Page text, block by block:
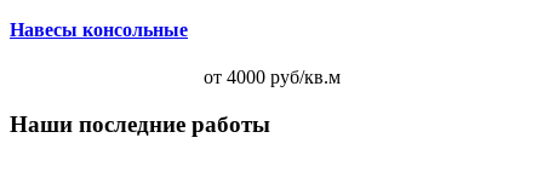
Навесы консольные
от 4000 руб/кв.м
Наши последние работы